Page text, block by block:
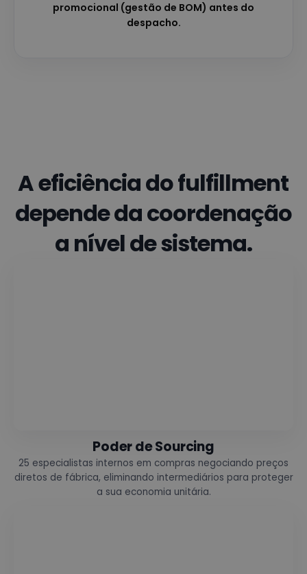
promocional (gestão de BOM) antes do
despacho.
A eficiência do fulfillment
depende da coordenação
a nível de sistema.
Poder de Sourcing
25 especialistas internos em compras negociando preços
diretos de fábrica, eliminando intermediários para proteger
a sua economia unitária.